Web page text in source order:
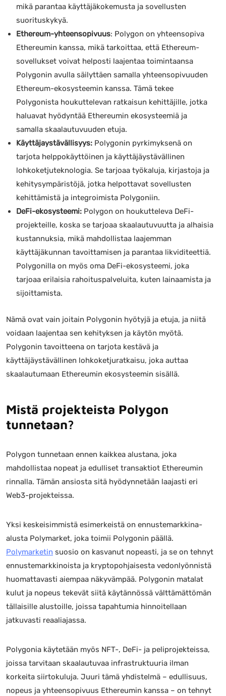
mikä parantaa käyttäjäkokemusta ja sovellusten
suorituskykyä.
Ethereum-yhteensopivuus: Polygon on yhteensopiva
Ethereumin kanssa, mikä tarkoittaa, että Ethereum-
sovellukset voivat helposti laajentaa toimintaansa
Polygonin avulla säilyttäen samalla yhteensopivuuden
Ethereum-ekosysteemin kanssa. Tämä tekee
Polygonista houkuttelevan ratkaisun kehittäjille, jotka
haluavat hyödyntää Ethereumin ekosysteemiä ja
samalla skaalautuvuuden etuja.
Käyttäjaystävällisyys: Polygonin pyrkimyksenä on
tarjota helppokäyttöinen ja käyttäjäystävällinen
lohkoketjuteknologia. Se tarjoaa työkaluja, kirjastoja ja
kehitysympäristöjä, jotka helpottavat sovellusten
kehittämistä ja integroimista Polygoniin.
DeFi-ekosysteemi: Polygon on houkutteleva DeFi-
projekteille, koska se tarjoaa skaalautuvuutta ja alhaisia
kustannuksia, mikä mahdollistaa laajemman
käyttäjäkunnan tavoittamisen ja parantaa likviditeettiä.
Polygonilla on myös oma DeFi-ekosysteemi, joka
tarjoaa erilaisia rahoituspalveluita, kuten lainaamista ja
sijoittamista.
Nämä ovat vain joitain Polygonin hyötyjä ja etuja, ja niitä
voidaan laajentaa sen kehityksen ja käytön myötä.
Polygonin tavoitteena on tarjota kestävä ja
käyttäjäystävällinen lohkoketjuratkaisu, joka auttaa
skaalautumaan Ethereumin ekosysteemin sisällä.
Mistä projekteista Polygon
tunnetaan?
Polygon tunnetaan ennen kaikkea alustana, joka
mahdollistaa nopeat ja edulliset transaktiot Ethereumin
rinnalla. Tämän ansiosta sitä hyödynnetään laajasti eri
Web3-projekteissa.
Yksi keskeisimmistä esimerkeistä on ennustemarkkina-
alusta Polymarket, joka toimii Polygonin päällä.
Polymarketin suosio on kasvanut nopeasti, ja se on tehnyt
ennustemarkkinoista ja kryptopohjaisesta vedonlyönnistä
huomattavasti aiempaa näkyvämpää. Polygonin matalat
kulut ja nopeus tekevät siitä käytännössä välttämättömän
tällaisille alustoille, joissa tapahtumia hinnoitellaan
jatkuvasti reaaliajassa.
Polygonia käytetään myös NFT-, DeFi- ja peliprojekteissa,
joissa tarvitaan skaalautuvaa infrastruktuuria ilman
korkeita siirtokuluja. Juuri tämä yhdistelmä – edullisuus,
nopeus ja yhteensopivuus Ethereumin kanssa – on tehnyt